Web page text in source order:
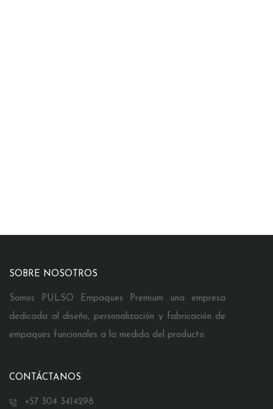
SOBRE NOSOTROS
Somos PULSO Empaques Premium una empresa
dedicada al diseño, personalización y fabricación de
empaques funcionales a la medida del producto.
CONTÁCTANOS
+57 304 3414298